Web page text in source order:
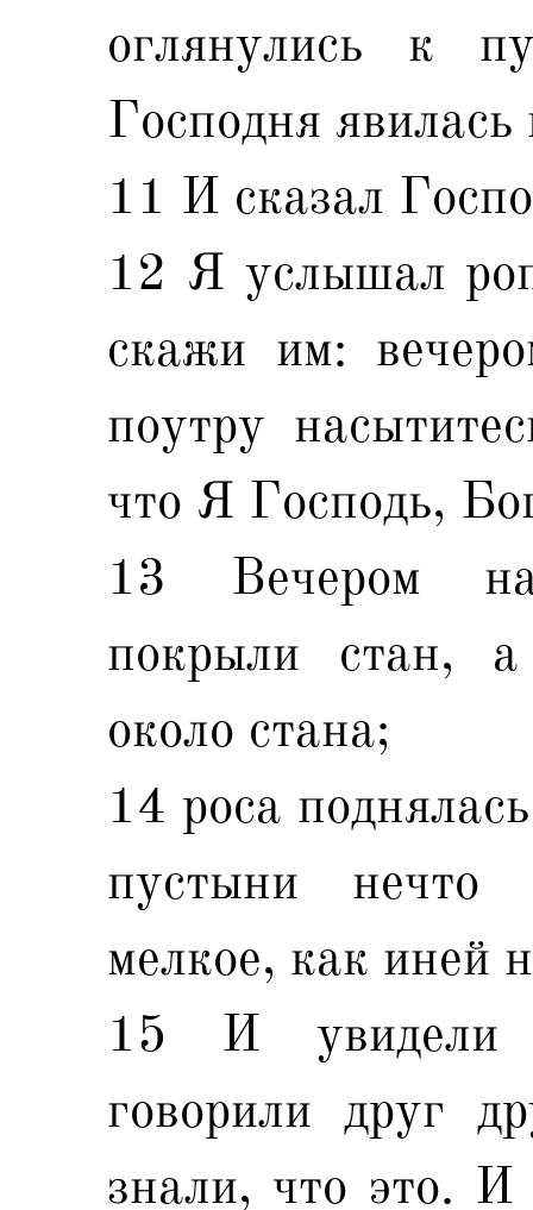
оглянулись к
Господня явилась
11 И сказал
12 Я услышал
скажи им:
поутру
что Я Господь,
13 Вечером
покрыли стан,
около стана;
14 роса
пустыни нечто
мелкое, как иней
15 И увидели
говорили друг
знали, что это.